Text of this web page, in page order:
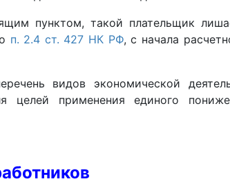
пунктом, такой плательщик
п. 2.4 ст. 427 НК РФ, с начала
видов экономической
целей применения единого